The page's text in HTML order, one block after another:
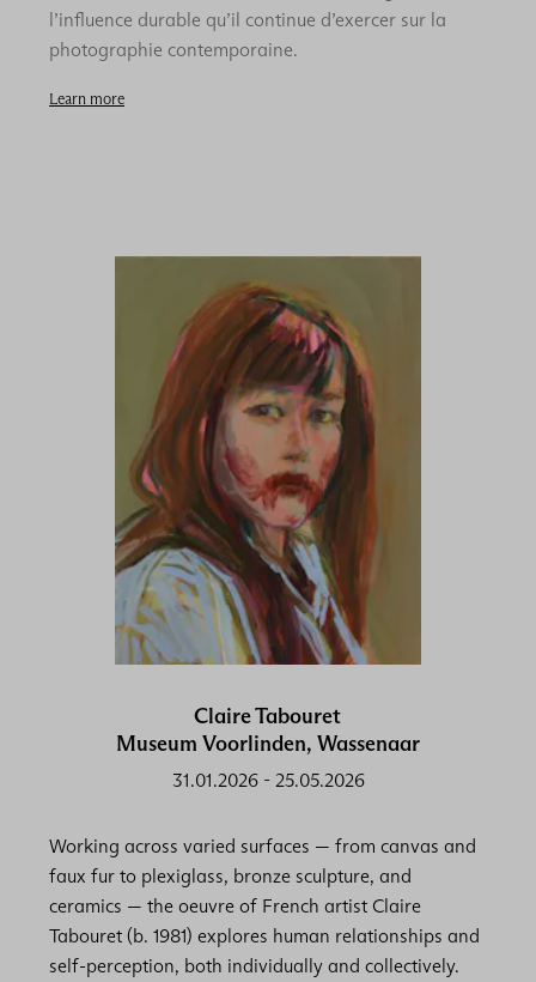
l’influence durable qu’il continue d’exercer sur la
photographie contemporaine.
Learn more
Claire Tabouret
Museum Voorlinden, Wassenaar
31.01.2026- 25.05.2026
Working across varied surfaces — from canvas and
faux fur to plexiglass, bronze sculpture, and
ceramics — the oeuvre of French artist Claire
Tabouret (b. 1981) explores human relationships and
self-perception, both individually and collectively.